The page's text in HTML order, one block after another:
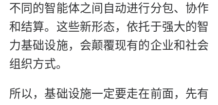
不同的智能体之间自动进行分包、协作
和结算。这些新形态，依托于强大的智
力基础设施，会颠覆现有的企业和社会
组织方式。
所以，基础设施一定要走在前面，先有